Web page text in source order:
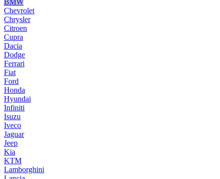
BMW
Chevrolet
Chrysler
Citroen
Cupra
Dacia
Dodge
Ferrari
Fiat
Ford
Honda
Hyundai
Infiniti
Isuzu
Iveco
Jaguar
Jeep
Kia
KTM
Lamborghini